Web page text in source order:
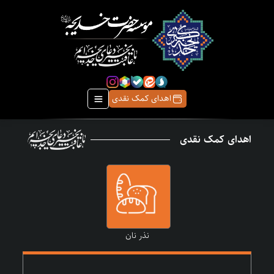
اهدای کمک نقدی
اهدای کمک نقدی
نذر نان